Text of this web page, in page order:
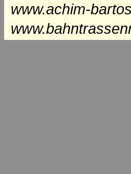
www.achim-